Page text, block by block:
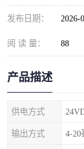
发布日期： 2026-
阅 读 量： 88
产品描述
供电方式
输出方式 4-20